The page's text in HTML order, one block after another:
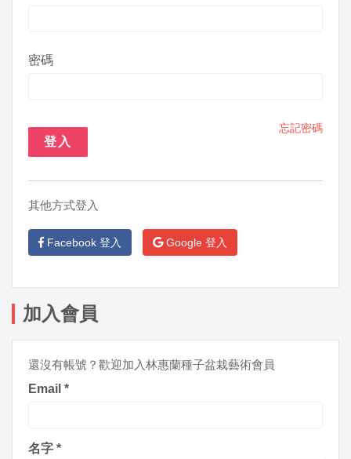
密碼
登入
忘記密碼
其他方式登入
Facebook 登入 Google 登入
加入會員
還沒有帳號？歡迎加入林惠蘭種子盆栽藝術會員
Email *
名字 *